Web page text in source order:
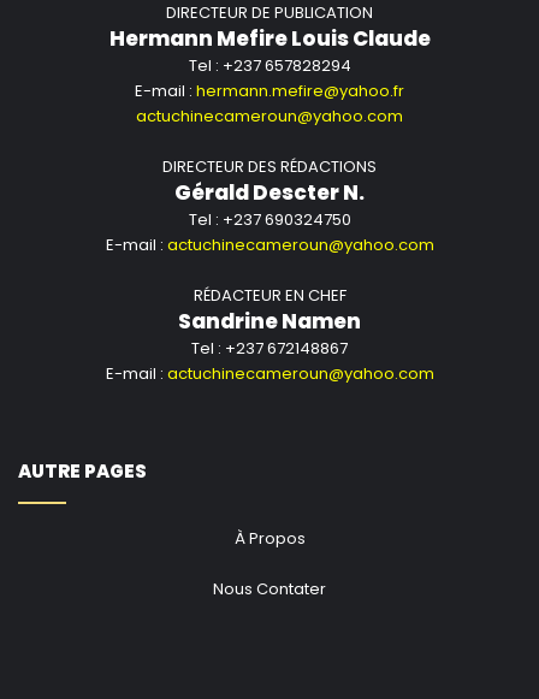
DIRECTEUR DE PUBLICATION
Hermann Mefire Louis Claude
Tel : +237 657828294
E-mail : hermann.mefire@yahoo.fr
actuchinecameroun@yahoo.com
DIRECTEUR DES RÉDACTIONS
Gérald Descter N.
Tel : +237 690324750
E-mail : actuchinecameroun@yahoo.com
RÉDACTEUR EN CHEF
Sandrine Namen
Tel : +237 672148867
E-mail : actuchinecameroun@yahoo.com
AUTRE PAGES
À Propos
Nous Contater